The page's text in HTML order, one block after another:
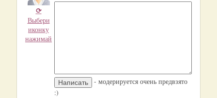
⟳
Выбери
иконку
нажимай
- модерируется очень предвзято
:)